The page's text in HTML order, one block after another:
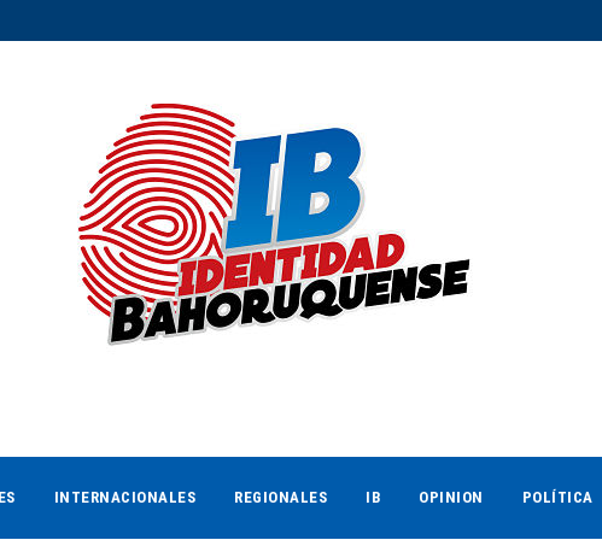
INTERNACIONALES REGIONALES IB OPINION POLÍTICA